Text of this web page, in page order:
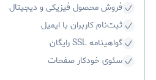
فروش محصول فیزیکی و دیجیتال
ثبت‌نام کاربران با ایمیل
گواهینامه SSL رایگان
سئوی خودکار صفحات